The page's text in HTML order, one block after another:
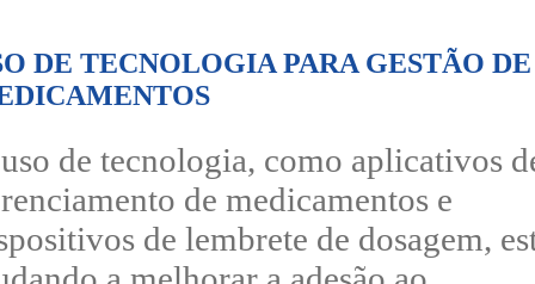
DE TECNOLOGIA PARA GESTÃO DE
de tecnologia, como aplicativos
de medicamentos e
de lembrete de dosagem,